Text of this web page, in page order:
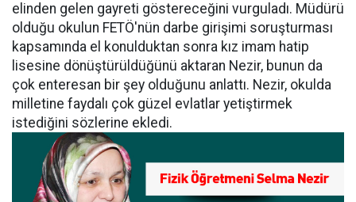
elinden gelen gayreti göstereceğini vurguladı. Müdürü
olduğu okulun FETÖ'nün darbe girişimi soruşturması
kapsamında el konulduktan sonra kız imam hatip
lisesine dönüştürüldüğünü aktaran Nezir, bunun da
çok enteresan bir şey olduğunu anlattı. Nezir, okulda
milletine faydalı çok güzel evlatlar yetiştirmek
istediğini sözlerine ekledi.